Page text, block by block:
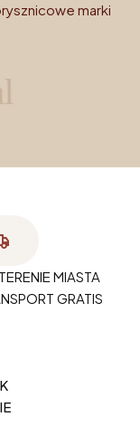
marki
MIASTA
GRATIS